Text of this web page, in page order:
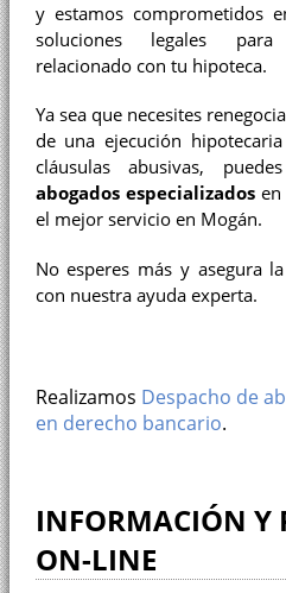
y estamos comprometidos
soluciones legales
relacionado con tu hipoteca.
Ya sea que necesites
de una ejecución
cláusulas abusivas,
abogados especializadosen
el mejor servicio en Mogán.
No esperes más y asegura
con nuestra ayuda experta.
Realizamos Despacho de
en derecho bancario.
INFORMACIÓN Y
ON-LINE